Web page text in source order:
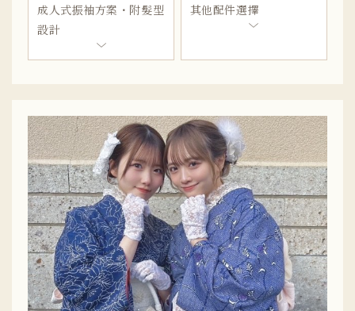
成人式振袖方案・附髮型
設計
其他配件選擇